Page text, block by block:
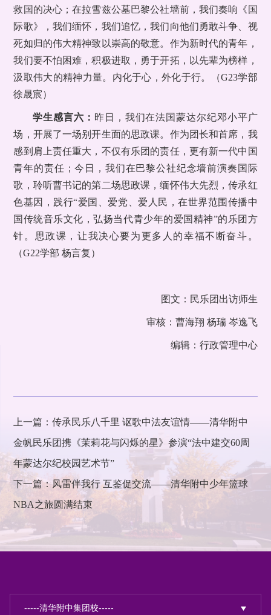
救国的决心；在拉雪兹公墓巴黎公社墙前，我们奏响《国
际歌》，我们缅怀，我们追忆，我们向他们勇敢斗争、视
死如归的伟大精神致以崇高的敬意。作为新时代的青年，
我们要不怕困难，积极进取，勇于开拓，以先辈为榜样，
汲取伟大的精神力量。内化于心，外化于行。（G23学部
徐晟宸）
学生感言六： 昨日，我们在法国蒙达尔纪邓小平广
场，开展了一场别开生面的思政课。作为团长和首席，我
感到肩上责任重大，不仅有乐团的责任，更有新一代中国
青年的责任；今日，我们在巴黎公社纪念墙前演奏国际
歌，聆听曹书记的第二场思政课，缅怀伟大先烈，传承红
色基因，践行“爱国、爱党、爱人民，在世界范围传播中
国传统音乐文化，弘扬当代青少年的爱国精神”的乐团方
针。思政课，让我决心要为更多人的幸福不断奋斗。
（G22学部 杨言复）
图文：民乐团出访师生
审核：曹海翔 杨瑞 岑逸飞
编辑：行政管理中心
上一篇：传承民乐八千里 讴歌中法友谊情——清华附中
金帆民乐团携《茉莉花与闪烁的星》参演“法中建交60周
年蒙达尔纪校园艺术节”
下一篇：风雷伴我行 互鉴促交流——清华附中少年篮球
NBA之旅圆满结束